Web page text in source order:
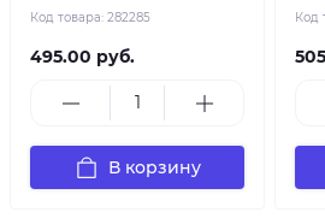
Код товара: 282285
495.00 руб.
В корзину
Код